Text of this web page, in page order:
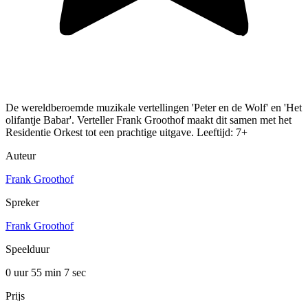
De wereldberoemde muzikale vertellingen 'Peter en de Wolf' en 'Het
olifantje Babar'. Verteller Frank Groothof maakt dit samen met het
Residentie Orkest tot een prachtige uitgave. Leeftijd: 7+
Auteur
Frank Groothof
Spreker
Frank Groothof
Speelduur
0 uur 55 min 7 sec
Prijs